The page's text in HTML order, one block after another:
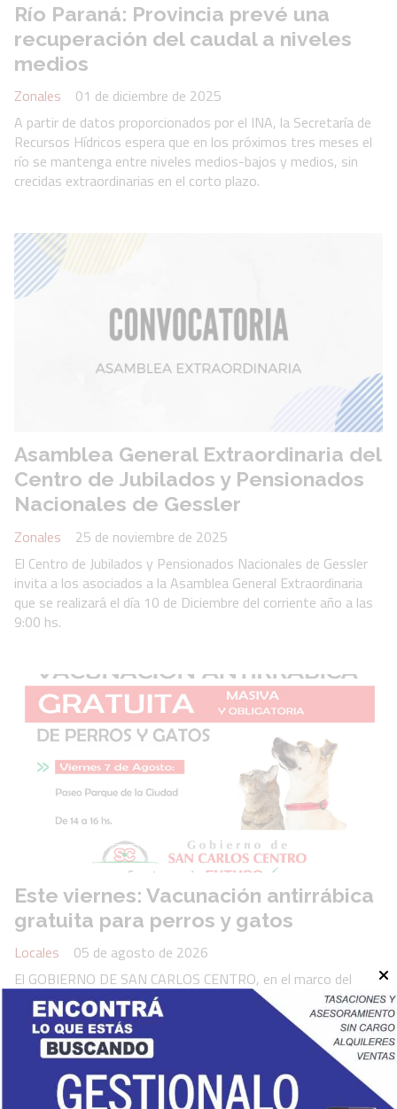
Río Paraná: Provincia prevé una
recuperación del caudal a niveles
medios
Zonales
01 de diciembre de 2025
A partir de datos proporcionados por el INA, la Secretaría de
Recursos Hídricos espera que en los próximos tres meses el
río se mantenga entre niveles medios-bajos y medios, sin
crecidas extraordinarias en el corto plazo.
Asamblea General Extraordinaria del
Centro de Jubilados y Pensionados
Nacionales de Gessler
Zonales
25 de noviembre de 2025
El Centro de Jubilados y Pensionados Nacionales de Gessler
invita a los asociados a la Asamblea General Extraordinaria
que se realizará el día 10 de Diciembre del corriente año a las
9:00 hs.
Este viernes: Vacunación antirrábica
gratuita para perros y gatos
Locales
05 de agosto de 2026
El GOBIERNO DE SAN CARLOS CENTRO, en el marco del
Control de la Superpoblación de la Fauna Urbana y de lo
establecido por la Ley Pcial. 13.383 reglamentada por el
Ministerio de Salud, viene concretando planes de acción a los
efectos de avanzar en la adecuación a la normativa vigente.